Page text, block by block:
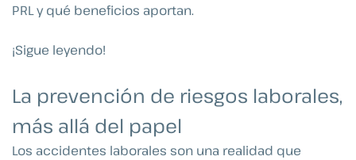
PRL y qué beneficios aportan.
¡Sigue leyendo!
La prevención de riesgos laborales,
más allá del papel
Los accidentes laborales son una realidad que